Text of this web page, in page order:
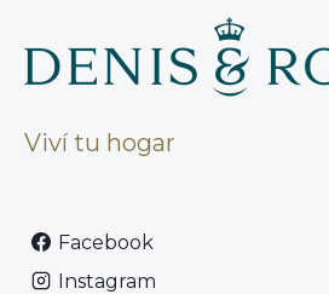
Viví tu hogar
Facebook
Instagram